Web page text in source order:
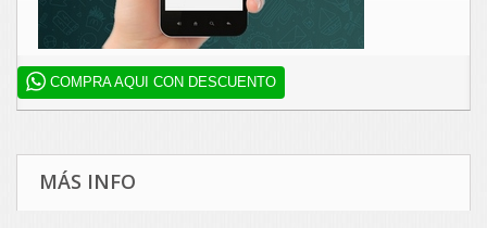
COMPRA AQUI CON DESCUENTO
MÁS INFO